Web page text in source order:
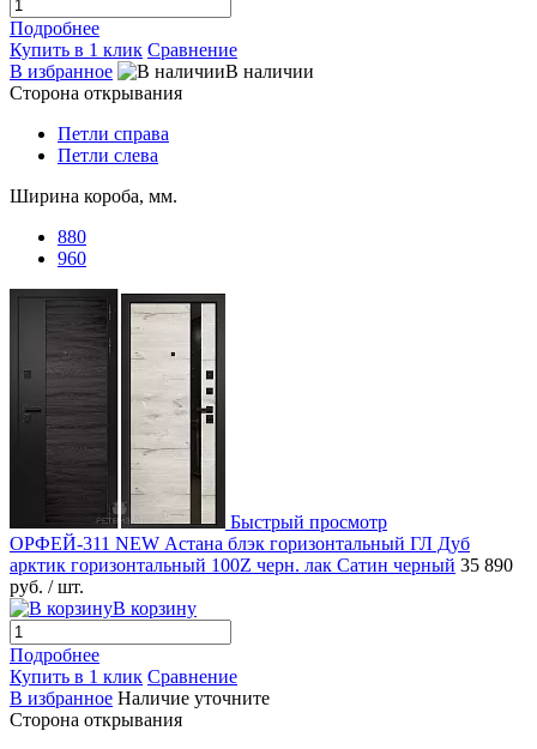
Подробнее
Купить в 1 клик Сравнение
В избранное
В наличии
Сторона открывания
Петли справа
Петли слева
Ширина короба, мм.
880
960
Быстрый просмотр
ОРФЕЙ-311 NEW Астана блэк горизонтальный ГЛ Дуб
арктик горизонтальный 100Z черн. лак Сатин черный 35 890
руб. / шт.
В корзину
Подробнее
Купить в 1 клик Сравнение
В избранное Наличие уточните
Сторона открывания